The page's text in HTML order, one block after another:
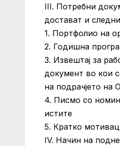
III. Потребни
достават и
1. Портфолио на
2. Годишна
3. Извештај за
документ во кои
на подрачјето
4. Писмо со
истите
5. Кратко
IV. Начин на